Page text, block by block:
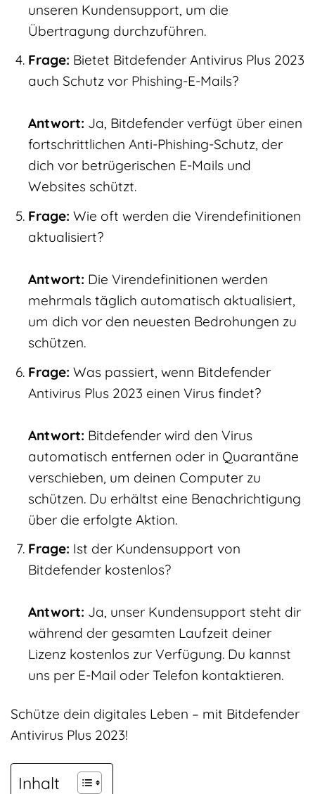
unseren Kundensupport, um die
Übertragung durchzuführen.
Frage: Bietet Bitdefender Antivirus Plus 2023
auch Schutz vor Phishing-E-Mails?
Antwort: Ja, Bitdefender verfügt über einen
fortschrittlichen Anti-Phishing-Schutz, der
dich vor betrügerischen E-Mails und
Websites schützt.
Frage: Wie oft werden die Virendefinitionen
aktualisiert?
Antwort: Die Virendefinitionen werden
mehrmals täglich automatisch aktualisiert,
um dich vor den neuesten Bedrohungen zu
schützen.
Frage: Was passiert, wenn Bitdefender
Antivirus Plus 2023 einen Virus findet?
Antwort: Bitdefender wird den Virus
automatisch entfernen oder in Quarantäne
verschieben, um deinen Computer zu
schützen. Du erhältst eine Benachrichtigung
über die erfolgte Aktion.
Frage: Ist der Kundensupport von
Bitdefender kostenlos?
Antwort: Ja, unser Kundensupport steht dir
während der gesamten Laufzeit deiner
Lizenz kostenlos zur Verfügung. Du kannst
uns per E-Mail oder Telefon kontaktieren.
Schütze dein digitales Leben – mit Bitdefender
Antivirus Plus 2023!
Inhalt